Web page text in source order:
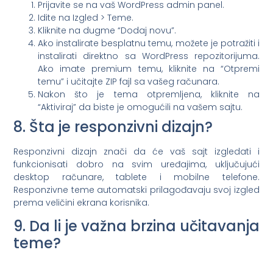
Prijavite se na vaš WordPress admin panel.
Idite na Izgled > Teme.
Kliknite na dugme “Dodaj novu”.
Ako instalirate besplatnu temu, možete je potražiti i
instalirati direktno sa WordPress repozitorijuma.
Ako imate premium temu, kliknite na “Otpremi
temu” i učitajte ZIP fajl sa vašeg računara.
Nakon što je tema otpremljena, kliknite na
“Aktiviraj” da biste je omogućili na vašem sajtu.
8. Šta je responzivni dizajn?
Responzivni dizajn znači da će vaš sajt izgledati i
funkcionisati dobro na svim uređajima, uključujući
desktop računare, tablete i mobilne telefone.
Responzivne teme automatski prilagođavaju svoj izgled
prema veličini ekrana korisnika.
9. Da li je važna brzina učitavanja
teme?